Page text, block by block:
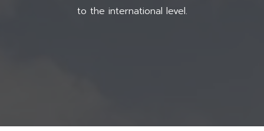
to the international level.